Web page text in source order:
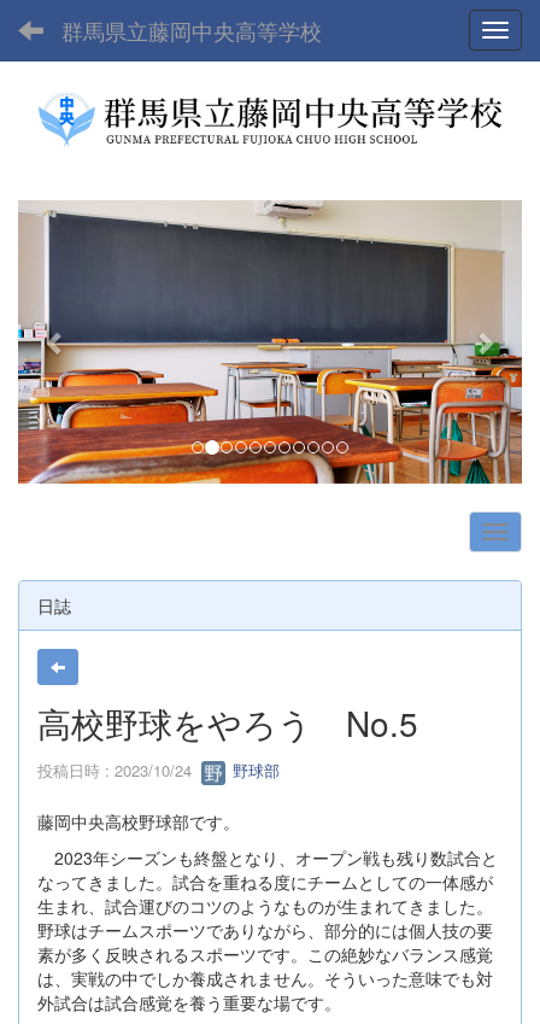
群馬県立藤岡中央高等学校
p
i
o
u
s
e
日誌
高校野球をやろう No.5
投稿日時 : 2023/10/24 野球部
藤岡中央高校野球部です。
2023年シーズンも終盤となり、オープン戦も残り数試合と
なってきました。試合を重ねる度にチームとしての一体感が
生まれ、試合運びのコツのようなものが生まれてきました。
野球はチームスポーツでありながら、部分的には個人技の要
素が多く反映されるスポーツです。この絶妙なバランス感覚
は、実戦の中でしか養成されません。そういった意味でも対
外試合は試合感覚を養う重要な場です。